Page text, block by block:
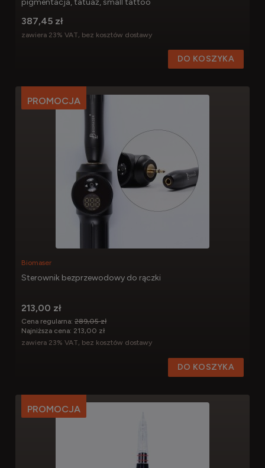
pigmentacja, tatuaż, small tattoo
387,45 zł
zawiera 23% VAT, bez kosztów dostawy
DO KOSZYKA
Sterownik bezprzewodowy do rączki
Biomaser
213,00 zł
zawiera 23% VAT, bez kosztów dostawy
Cena regularna: 289,05 zł
Najniższa cena: 213,00 zł
DO KOSZYKA
PROMOCJA
PROMOCJA